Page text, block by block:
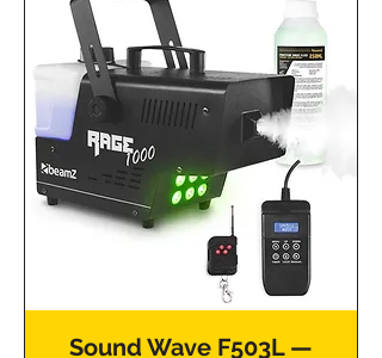
Sound Wave F503L —